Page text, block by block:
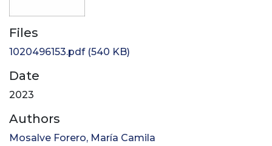
Files
1020496153.pdf(540 KB)
Date
2023
Authors
Mosalve Forero, María Camila